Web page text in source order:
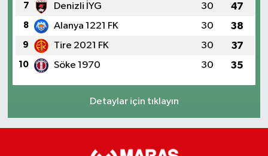
7 Denizli İYG 30 47
8 Alanya 1221 FK 30 38
9 Tire 2021 FK 30 37
10 Söke 1970 30 35
Detaylar için tıklayın